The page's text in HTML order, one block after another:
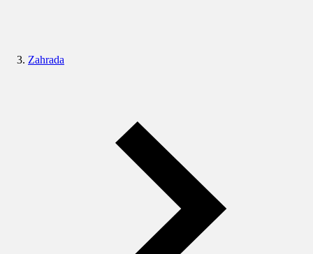
Zahrada